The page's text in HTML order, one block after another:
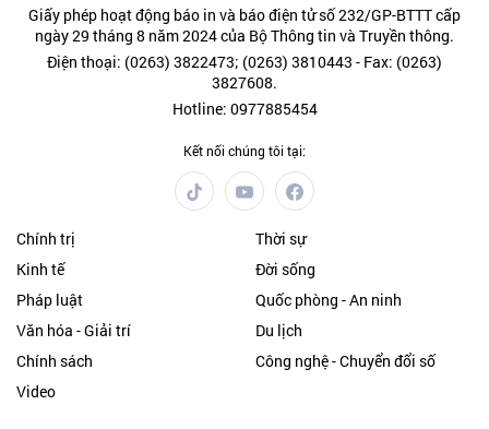
Giấy phép hoạt động báo in và báo điện tử số 232/GP-BTTT cấp
ngày 29 tháng 8 năm 2024 của Bộ Thông tin và Truyền thông.
Điện thoại: (0263) 3822473; (0263) 3810443 - Fax: (0263)
3827608.
Hotline: 0977885454
Kết nối chúng tôi tại:
Chính trị
Thời sự
Kinh tế
Đời sống
Pháp luật
Quốc phòng - An ninh
Văn hóa - Giải trí
Du lịch
Chính sách
Công nghệ - Chuyển đổi số
Video